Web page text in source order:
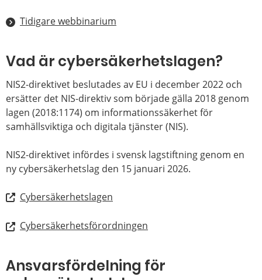
Tidigare webbinarium
Vad är cybersäkerhetslagen?
NIS2-direktivet beslutades av EU i december 2022 och
ersätter det NIS-direktiv som började gälla 2018 genom
lagen (2018:1174) om informationssäkerhet för
samhällsviktiga och digitala tjänster (NIS).
NIS2-direktivet infördes i svensk lagstiftning genom en
ny cybersäkerhetslag den 15 januari 2026.
Cybersäkerhetslagen
Cybersäkerhetsförordningen
Ansvarsfördelning för